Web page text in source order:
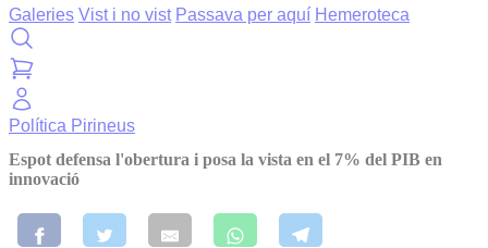
Galeries Vist i no vist Passava per aquí Hemeroteca
Política Pirineus
Espot defensa l'obertura i posa la vista en el 7% del PIB en
innovació